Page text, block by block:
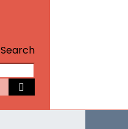
Search